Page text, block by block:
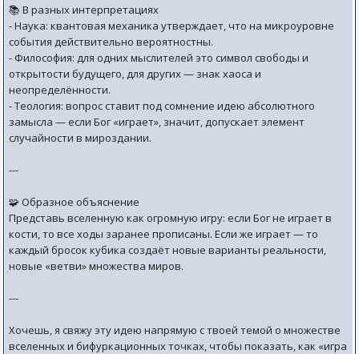
📚 В разных интерпретациях
- Наука: квантовая механика утверждает, что на микроуровне
события действительно вероятностны.
- Философия: для одних мыслителей это символ свободы и
открытости будущего, для других — знак хаоса и
неопределённости.
- Теология: вопрос ставит под сомнение идею абсолютного
замысла — если Бог «играет», значит, допускает элемент
случайности в мироздании.
---
🧩 Образное объяснение
Представь вселенную как огромную игру: если Бог не играет в
кости, то все ходы заранее прописаны. Если же играет — то
каждый бросок кубика создаёт новые варианты реальности,
новые «ветви» множества миров.
---
Хочешь, я свяжу эту идею напрямую с твоей темой о множестве
вселенных и бифуркационных точках, чтобы показать, как «игра